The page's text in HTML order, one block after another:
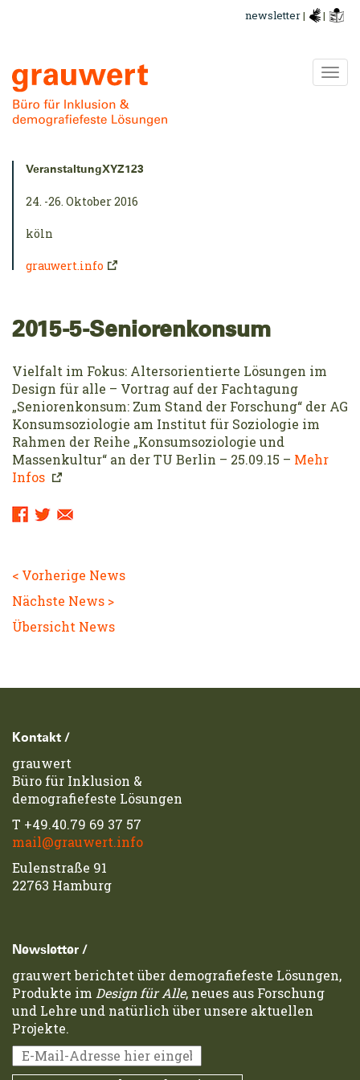
newsletter| |
Kurzinfo:
VeranstaltungXYZ123
24. -26. Oktober 2016
köln
grauwert.info
2015-5-Seniorenkonsum
Vielfalt im Fokus: Altersorientierte Lösungen im
Design für alle – Vortrag auf der Fachtagung
„Seniorenkonsum: Zum Stand der Forschung“ der AG
Konsumsoziologie am Institut für Soziologie im
Rahmen der Reihe „Konsumsoziologie und
Massenkultur“ an der TU Berlin – 25.09.15 – Mehr
Infos
Sharing
< Vorherige News
Nächste News >
Übersicht News
Footerzeile
Kontakt /
grauwert
Büro für Inklusion &
demografiefeste Lösungen
T +49.40.79 69 37 57
mail@grauwert.info
Eulenstraße 91
22763 Hamburg
Newsletter /
grauwert berichtet über demografiefeste Lösungen,
Produkte im Design für Alle, neues aus Forschung
und Lehre und natürlich über unsere aktuellen
Projekte.